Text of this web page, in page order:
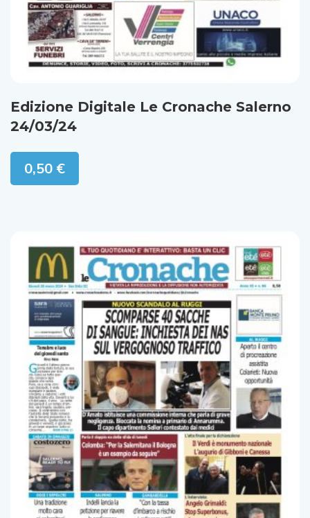
Edizione Digitale Le Cronache Salerno
24/03/24
0,50 €